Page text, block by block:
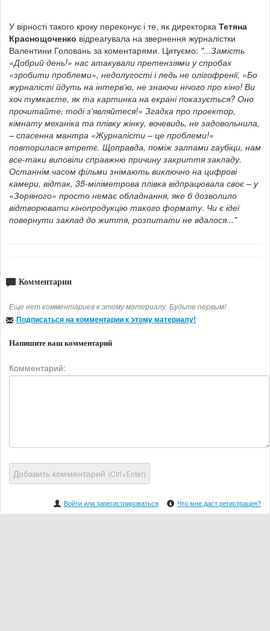
У вірності такого кроку переконує і те, як директорка Тетяна
Краснощоченко відреагувала на звернення журналістки
Валентини Головань за коментарями. Цитуємо: "...Замість
«Добрий день!» нас атакували претензіями у спробах
«зробити проблеми», недолугості і ледь не олігофренії, «Бо
журналісті йдуть на інтерв’ю, не знаючи нічого про кіно! Ви
хоч тумкаєте, як та картинка на екрані показується? Оно
прочитайте, тоді з'являйтеся!» Згадка про проектор,
кімнату механіка та плівку жінку, вочевидь, не задовольнила,
– спасенна мантра «Журналісти – це проблеми!»
повторилася втретє. Щоправда, поміж залпами гаубіци, нам
все-таки виповіли справжню причину закриття закладу.
Останнім часом фільми знімають виключно на цифрові
камери, відтак, 35-міліметрова плівка відпрацювала своє – у
«Зоряного» просто немає обладнання, яке б дозволило
відтворювати кінопродукцію такого формату. Чи є ідеї
повернути заклад до життя, розпитати не вдалося..."
Комментарии
Еще нет комментариев к этому материалу. Будьте первым!
Подписаться на комментарии к этому материалу!
Напишите ваш комментарий
Комментарий:
Добавить комментарий (Ctrl+Enter)
Войти или зарегистрироваться Что мне даст регистрация?